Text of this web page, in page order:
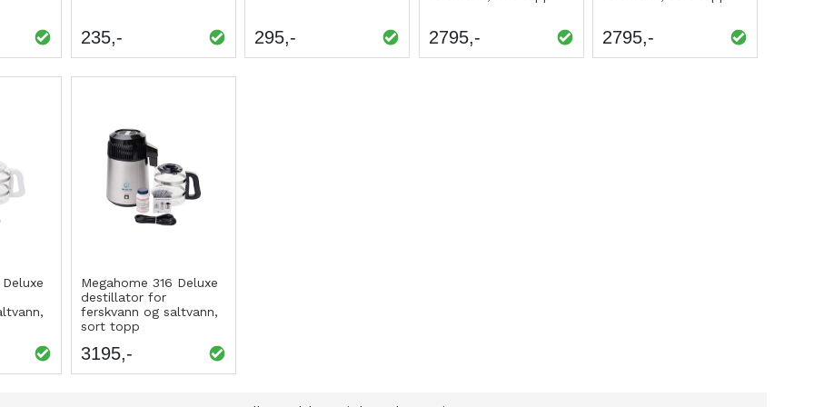
235 295 2795 2795
Megahome 316 Deluxe
destillator for
ferskvann og saltvann,
sort topp
3195